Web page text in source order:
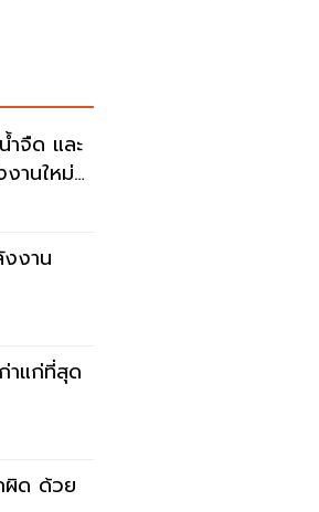
ำจืด และ
านใหม่
ง
งาน
าแก่ที่สุด
ผิด ด้วย